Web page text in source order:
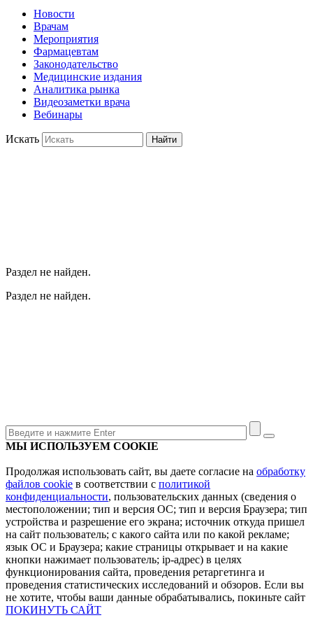
Новости
Врачам
Мероприятия
Фармацевтам
Законодательство
Медицинские издания
Аналитика рынка
Видеозаметки врача
Вебинары
Искать Найти
Раздел не найден.
Раздел не найден.
МЫ ИСПОЛЬЗУЕМ COOKIE
Продолжая использовать сайт, вы даете согласие на обработку
файлов cookie в соответствии с политикой
конфиденциальности, пользовательских данных (сведения о
местоположении; тип и версия ОС; тип и версия Браузера; тип
устройства и разрешение его экрана; источник откуда пришел
на сайт пользователь; с какого сайта или по какой рекламе;
язык ОС и Браузера; какие страницы открывает и на какие
кнопки нажимает пользователь; ip-адрес) в целях
функционирования сайта, проведения ретаргетинга и
проведения статистических исследований и обзоров. Если вы
не хотите, чтобы ваши данные обрабатывались, покиньте сайт
ПОКИНУТЬ САЙТ